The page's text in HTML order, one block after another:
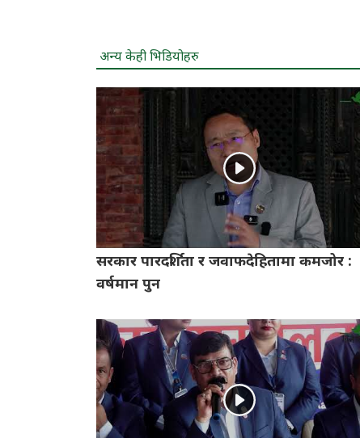
अन्य केही भिडियोहरु
सरकार पारदर्शिता र जवाफदेहितामा कमजोर :
वर्षमान पुन